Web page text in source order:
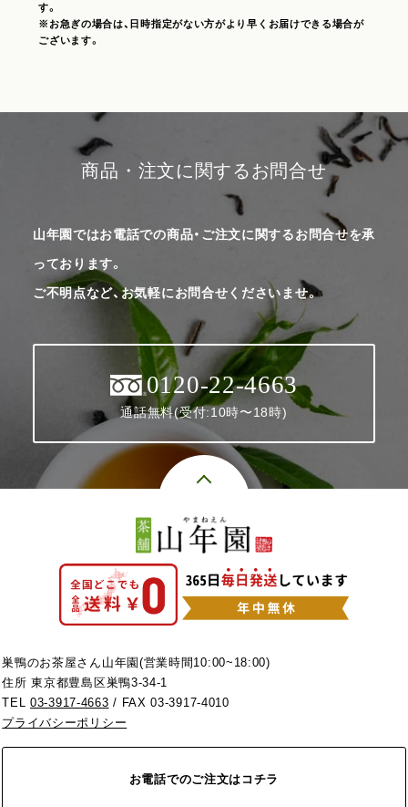
す。
※お急ぎの場合は、日時指定がない方がより早くお届けできる場合が
ございます。
商品・注文に関するお問合せ
山年園ではお電話での商品・ご注文に関するお問合せを承
っております。
ご不明点など、お気軽にお問合せくださいませ。
0120-22-4663
通話無料(受付:10時〜18時)
巣鴨のお茶屋さん山年園(営業時間10:00~18:00)
住所 東京都豊島区巣鴨3-34-1
TEL03-3917-4663 / FAX 03-3917-4010
プライバシーポリシー
お電話でのご注文はコチラ